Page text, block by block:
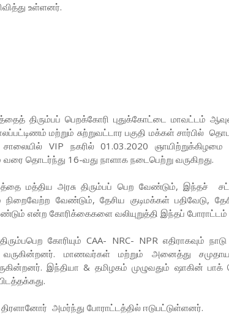
உள்ளனர்.
திரும்பப் பெறக்கோரி புதுக்கோட்டை மாவட்டம்
மற்றும் சுற்றுவட்டார பகுதி மக்கள் சார்பில்
VIP நகரில் 01.03.2020
தொடர்ந்து 16-வது நாளாக நடைபெற்று வருகிறது.
மத்திய அரசு திரும்பப் பெற வேண்டும், இந்தச்
வேண்டும், தேசிய குடிமக்கள் பதிவேடு,
என்ற கோரிக்கைகளை வலியுறுத்தி இந்தப் போராட்டம்
கோரியும் CAA- NRC- NPR எதிராகவும்
வருகின்றனர். மாணவர்கள் மற்றும் அனைத்து
இந்தியா & தமிழகம் முழுவதும் ஷாகின் பாக்
அமர்ந்து போராட்டத்தில் ஈடுபட்டுள்ளனர்.